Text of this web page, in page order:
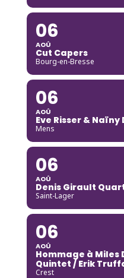
06
AOÛ
Cut Capers
Bourg-en-Bresse
06
AOÛ
Eve Risser &
Mens
06
AOÛ
Denis Girault
Saint-Lager
06
AOÛ
Hommage à Miles
Quintet / Erik
Crest